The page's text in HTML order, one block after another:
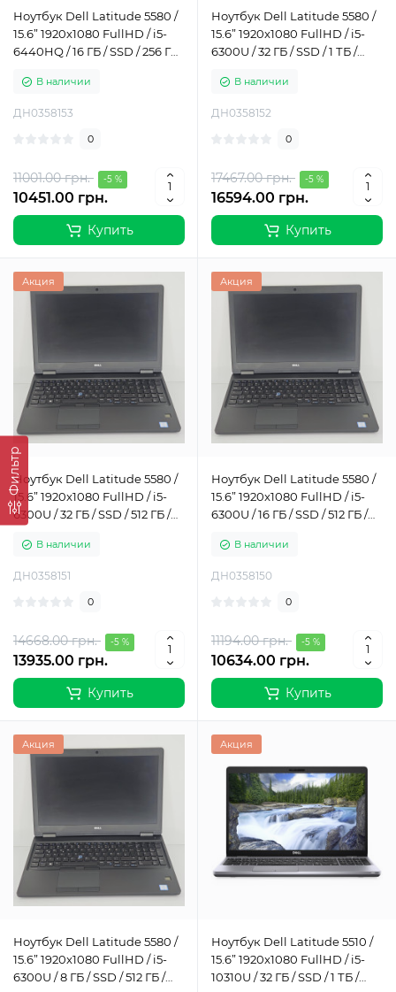
Фильтр
Ноутбук Dell Latitude 5580 /
15.6” 1920x1080 FullHD / i5-
6440HQ / 16 ГБ / SSD / 256 ГБ /
А-
В наличии
ДН0358153
0
11001.00 грн. -5 %
10451.00 грн.
Купить
Ноутбук Dell Latitude 5580 /
15.6” 1920x1080 FullHD / i5-
6300U / 32 ГБ / SSD / 1 ТБ /
В наличии
ДН0358152
0
17467.00 грн. -5 %
16594.00 грн.
Купить
Акция
Ноутбук Dell Latitude 5580 /
15.6” 1920x1080 FullHD / i5-
6300U / 32 ГБ / SSD / 512 ГБ /
В наличии
ДН0358151
0
14668.00 грн. -5 %
13935.00 грн.
Купить
Акция
Ноутбук Dell Latitude 5580 /
15.6” 1920x1080 FullHD / i5-
6300U / 16 ГБ / SSD / 512 ГБ /
В наличии
ДН0358150
0
11194.00 грн. -5 %
10634.00 грн.
Купить
Акция
Ноутбук Dell Latitude 5580 /
15.6” 1920x1080 FullHD / i5-
6300U / 8 ГБ / SSD / 512 ГБ /
Акция
Ноутбук Dell Latitude 5510 /
15.6” 1920x1080 FullHD / i5-
10310U / 32 ГБ / SSD / 1 ТБ /